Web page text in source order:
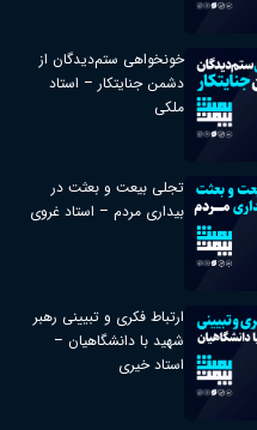
خونخواهی ستم‌دیدگان از
دشمن جنایتکار – استاد
ملکی
تجلی بیعت و بعثت در
بیداری مردم – استاد غروی
ارتباط فکری و تبیینی رهبر
شهید با دانشگاهیان –
استاد خیری